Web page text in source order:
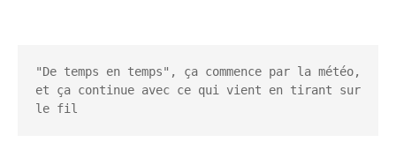
"De temps en temps", ça commence par la météo,
et ça continue avec ce qui vient en tirant sur
le fil